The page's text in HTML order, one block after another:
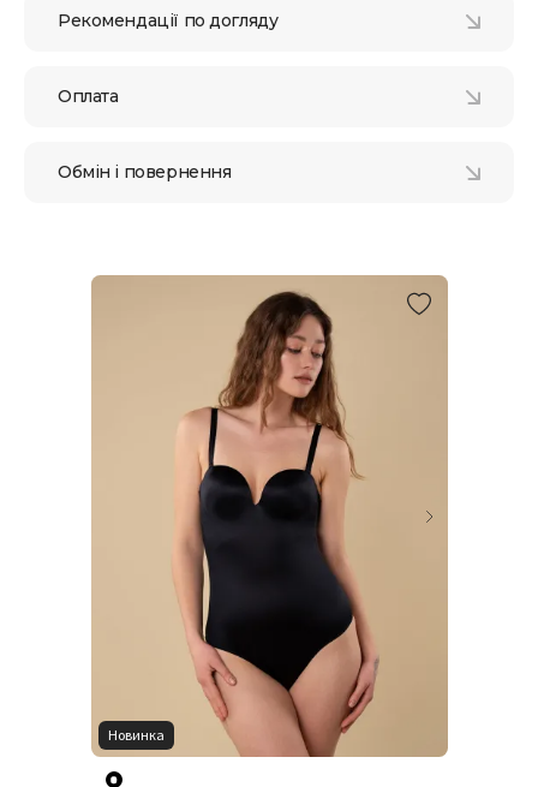
Рекомендації по догляду
Оплата
Обмін і повернення
Новинка